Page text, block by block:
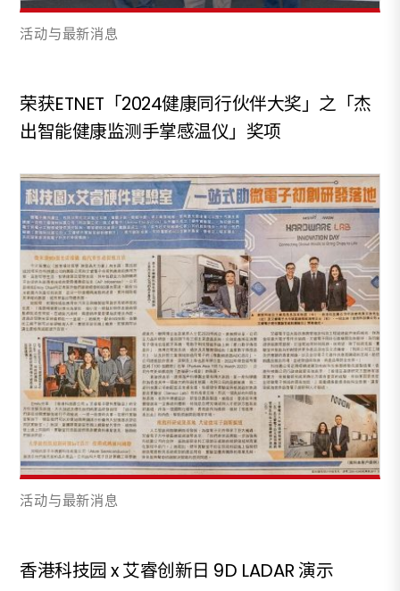
活动与最新消息
荣获ETNET「2024健康同行伙伴大奖」之「杰
出智能健康监测手掌感温仪」奖项
活动与最新消息
香港科技园 x 艾睿创新日 9D LADAR 演示